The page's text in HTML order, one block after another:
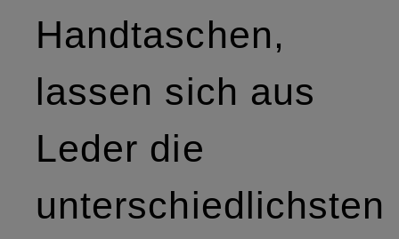
Handtaschen,
lassen sich aus
Leder die
unterschiedlichsten